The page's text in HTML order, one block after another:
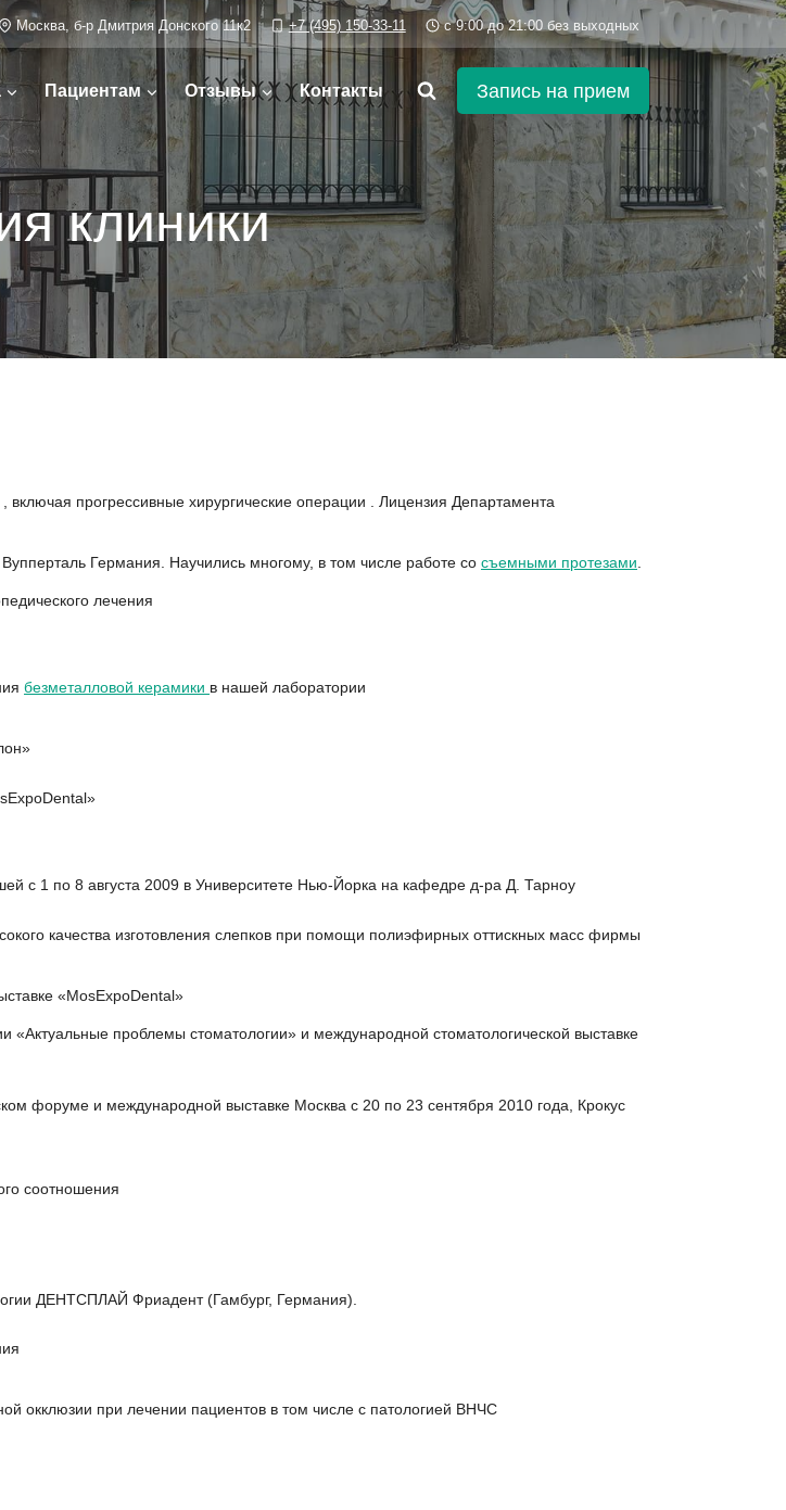
Москва, б-р Дмитрия Донского 11к2 +7 (495) 150-33-11 c 9:00 до 21:00 без выходных
Пациентам Отзывы Контакты Запись на прием
клиники
прогрессивные хирургические операции . Лицензия Департамента
Германия. Научились многому, в том числе работе со съемными протезами
лечения
безметалловой керамики в нашей лаборатории
с 1 по 8 августа 2009 в Университете Нью-Йорка на кафедре д-ра Д. Тарноу
качества изготовления слепков при помощи полиэфирных оттискных масс фирмы
«MosExpoDental»
«Актуальные проблемы стоматологии» и международной стоматологической выставке
форуме и международной выставке Москва с 20 по 23 сентября 2010 года, Крокус
соотношения
ДЕНТСПЛАЙ Фриадент (Гамбург, Германия).
окклюзии при лечении пациентов в том числе с патологией ВНЧС